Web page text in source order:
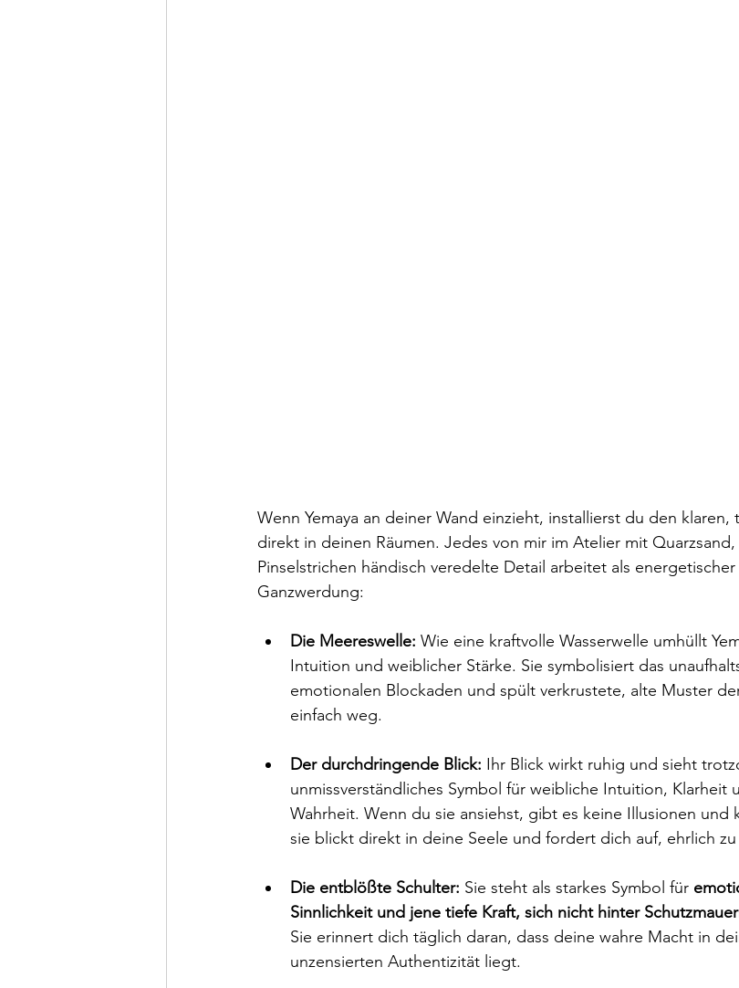
Wenn Yemaya an deiner Wand einzieht, installierst du den klaren,
direkt in deinen Räumen. Jedes von mir im Atelier mit
Pinselstrichen händisch veredelte Detail arbeitet als
Ganzwerdung:
Die Meereswelle: Wie eine kraftvolle Wasserwelle umhüllt
Intuition und weiblicher Stärke. Sie symbolisiert das
emotionalen Blockaden und spült verkrustete, alte Muster
einfach weg.
Der durchdringende Blick: Ihr Blick wirkt ruhig und sieht
unmissverständliches Symbol für weibliche Intuition, Klarheit
Wahrheit. Wenn du sie ansiehst, gibt es keine Illusionen und
sie blickt direkt in deine Seele und fordert dich auf, ehrlich
Die entblößte Schulter: Sie steht als starkes Symbol für
Sinnlichkeit und jene tiefe Kraft, sich nicht hinter
Sie erinnert dich täglich daran, dass deine wahre Macht in
unzensierten Authentizität liegt.